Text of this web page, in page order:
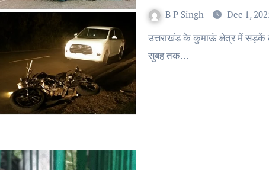
B P Singh Dec 1,
उत्तराखंड के कुमाऊं क्षेत्र में सड़कें लगातार जानलेवा बनती जा रही हैं। शनिवार रात से रविवार
सुबह तक…